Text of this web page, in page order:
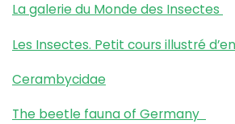
La galerie du Monde des Insectes
Les Insectes. Petit cours illustré
Cerambycidae
The beetle fauna of Germany